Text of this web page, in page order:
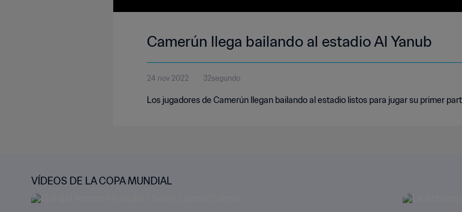
Camerún llega bailando al estadio Al Yanub
24 nov 2022 32segundo
Los jugadores de Camerún llegan bailando al estadio listos para jugar su primer
VÍDEOS DE LA COPA MUNDIAL